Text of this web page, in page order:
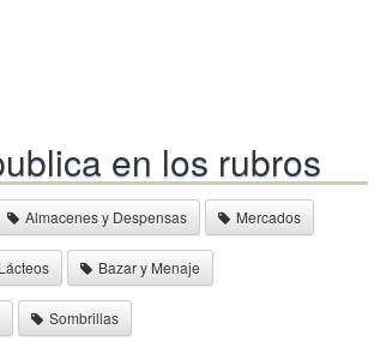
en los rubros
Almacenes y Despensas Mercados
Lácteos Bazar y Menaje
Sombrillas